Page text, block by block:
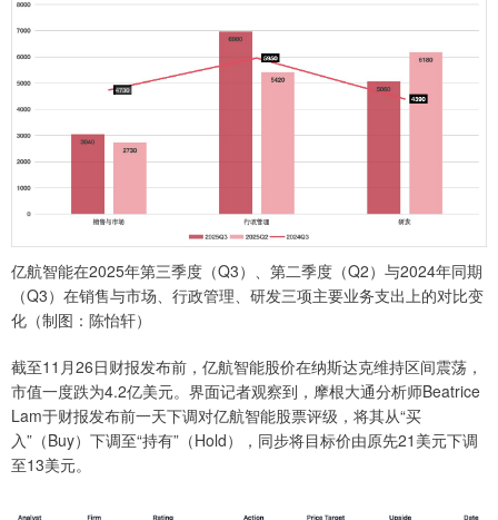
亿航智能在2025年第三季度（Q3）、第二季度（Q2）与2024年同期
（Q3）在销售与市场、行政管理、研发三项主要业务支出上的对比变
化（制图：陈怡轩）
截至11月26日财报发布前，亿航智能股价在纳斯达克维持区间震荡，
市值一度跌为4.2亿美元。界面记者观察到，摩根大通分析师Beatrice
Lam于财报发布前一天下调对亿航智能股票评级，将其从“买
入”（Buy）下调至“持有”（Hold），同步将目标价由原先21美元下调
至13美元。